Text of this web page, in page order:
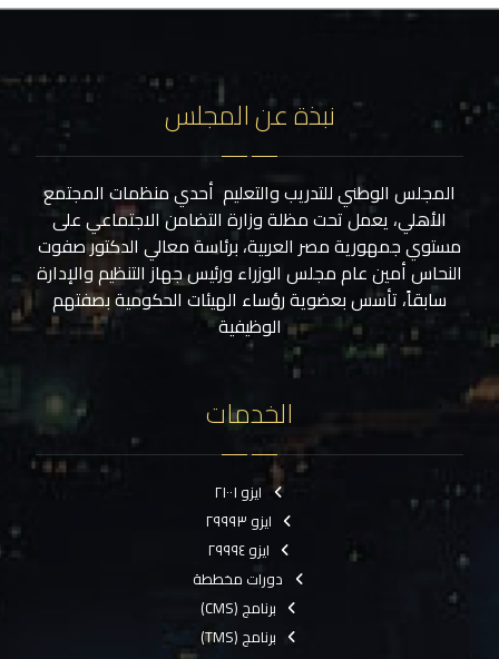
نبذة عن المجلس
المجلس الوطني للتدريب والتعليم أحدي منظمات المجتمع
الأهلي، يعمل تحت مظلة وزارة التضامن الاجتماعي على
مستوي جمهورية مصر العربية، برئاسة معالي الدكتور صفوت
النحاس أمين عام مجلس الوزراء ورئيس جهاز التنظيم والإدارة
سابقاً، تأسس بعضوية رؤساء الهيئات الحكومية بصفتهم
الوظيفية
الخدمات
ايزو ٢١٠٠١
ايزو ٢٩٩٩٣
ايزو ٢٩٩٩٤
دورات مخططة
برنامج (CMS)
برنامج (TMS)